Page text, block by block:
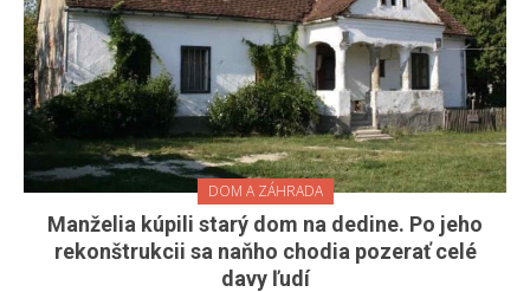
DOM A ZÁHRADA
Manželia kúpili starý dom na dedine. Po jeho
rekonštrukcii sa naňho chodia pozerať celé
davy ľudí